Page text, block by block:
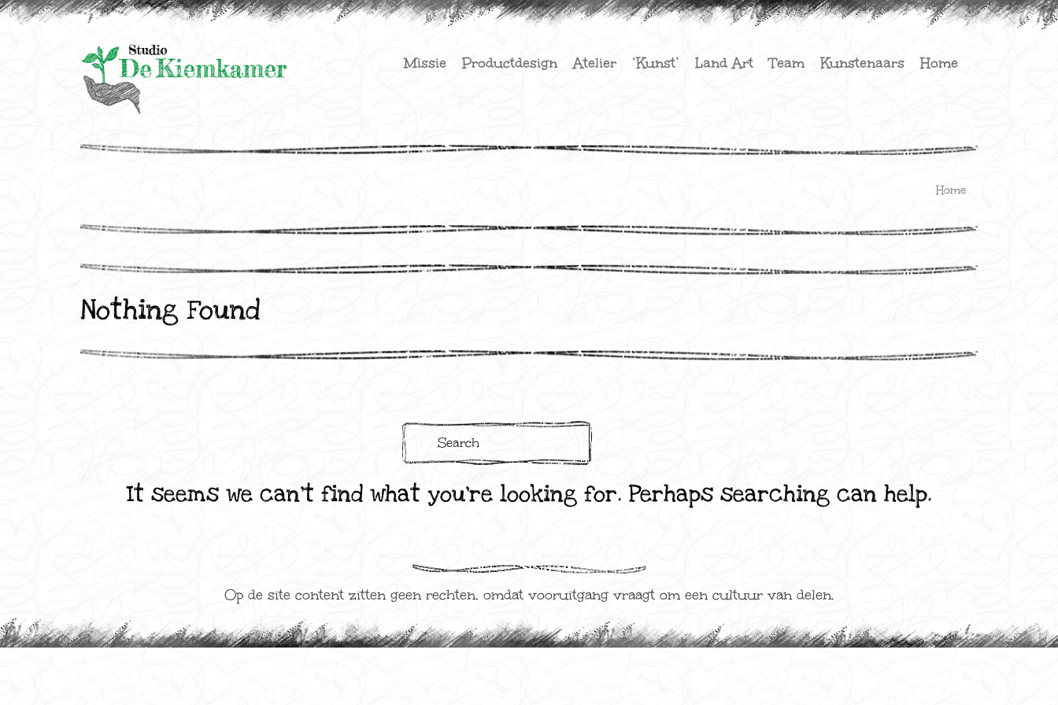
Missie Productdesign Atelier ‘Kunst’ Land Art Team Kunstenaars Home
Home
Nothing Found
for:
It seems we can’t find what you’re looking for. Perhaps searching can help.
Op de site content zitten geen rechten, omdat vooruitgang vraagt om een cultuur van delen.